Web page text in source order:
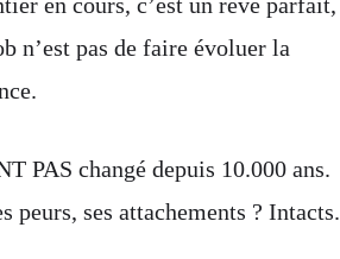
n’est pas de faire évoluer la
PAS changé depuis 10.000 ans.
peurs, ses attachements ? Intacts.